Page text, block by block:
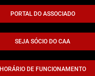
PORTAL DO ASSOCIADO
SEJA SÓCIO DO CAA
HORÁRIO DE FUNCIONAMENTO